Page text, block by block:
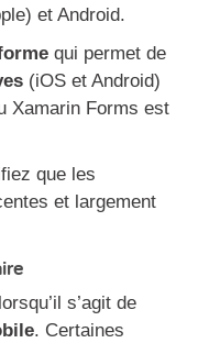
et Android.
qui permet de
(iOS et Android)
Xamarin Forms est
que les
et largement
s’agit de
. Certaines